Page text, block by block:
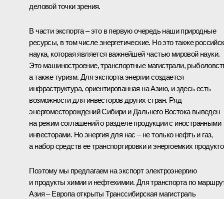
деловой точки зрения.
В части экспорта – это в первую очередь наши природные
ресурсы, в том числе энергетические. Но это также
наука, которая является важнейшей частью мировой науки.
Это машиностроение, транспортные магистрали,
а также туризм. Для экспорта энергии создается
инфраструктура, ориентированная на Азию, и здесь есть
возможности для инвесторов других стран. Ряд
энергоместорождений Сибири и Дальнего Востока выведен
на режим соглашений о разделе продукции с иностранными
инвесторами. Но энергия для нас – не только нефть и газ,
а набор средств ее транспортировки и энергоемких
Поэтому мы предлагаем на экспорт электроэнергию
и продукты химии и нефтехимии. Для транспорта по
Азия – Европа открыты Транссибирская магистраль